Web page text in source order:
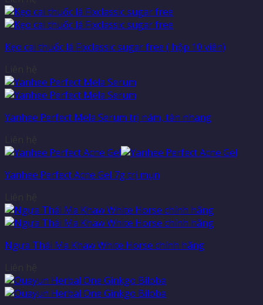
Kẹo cai thuốc lá Fixclassic sugar free ( hộp 10 viên)
Yanhee Perfect Mela Serum trị nám, tàn nhang
Yanhee Perfect Acne Gel 7g trị mụn
Ngựa Thái Ma Khaw White Horse chính hãng